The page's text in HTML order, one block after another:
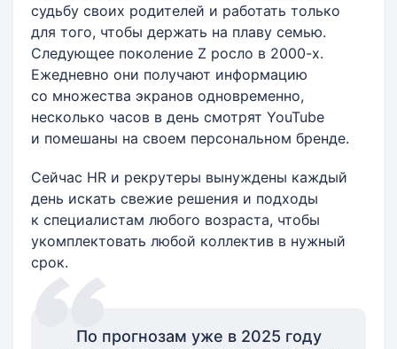
судьбу своих родителей и работать только
для того, чтобы держать на плаву семью.
Следующее поколение Z ​росло в 2000-х.
Ежедневно они получают информацию
со множества экранов одновременно,
несколько часов в день смотрят YouTube
и помешаны на своем персональном бренде.
Сейчас HR и рекрутеры вынуждены каждый
день искать свежие решения и подходы
к специалистам любого возраста, чтобы
укомплектовать любой коллектив в нужный
срок.
По прогнозам уже в 2025 году